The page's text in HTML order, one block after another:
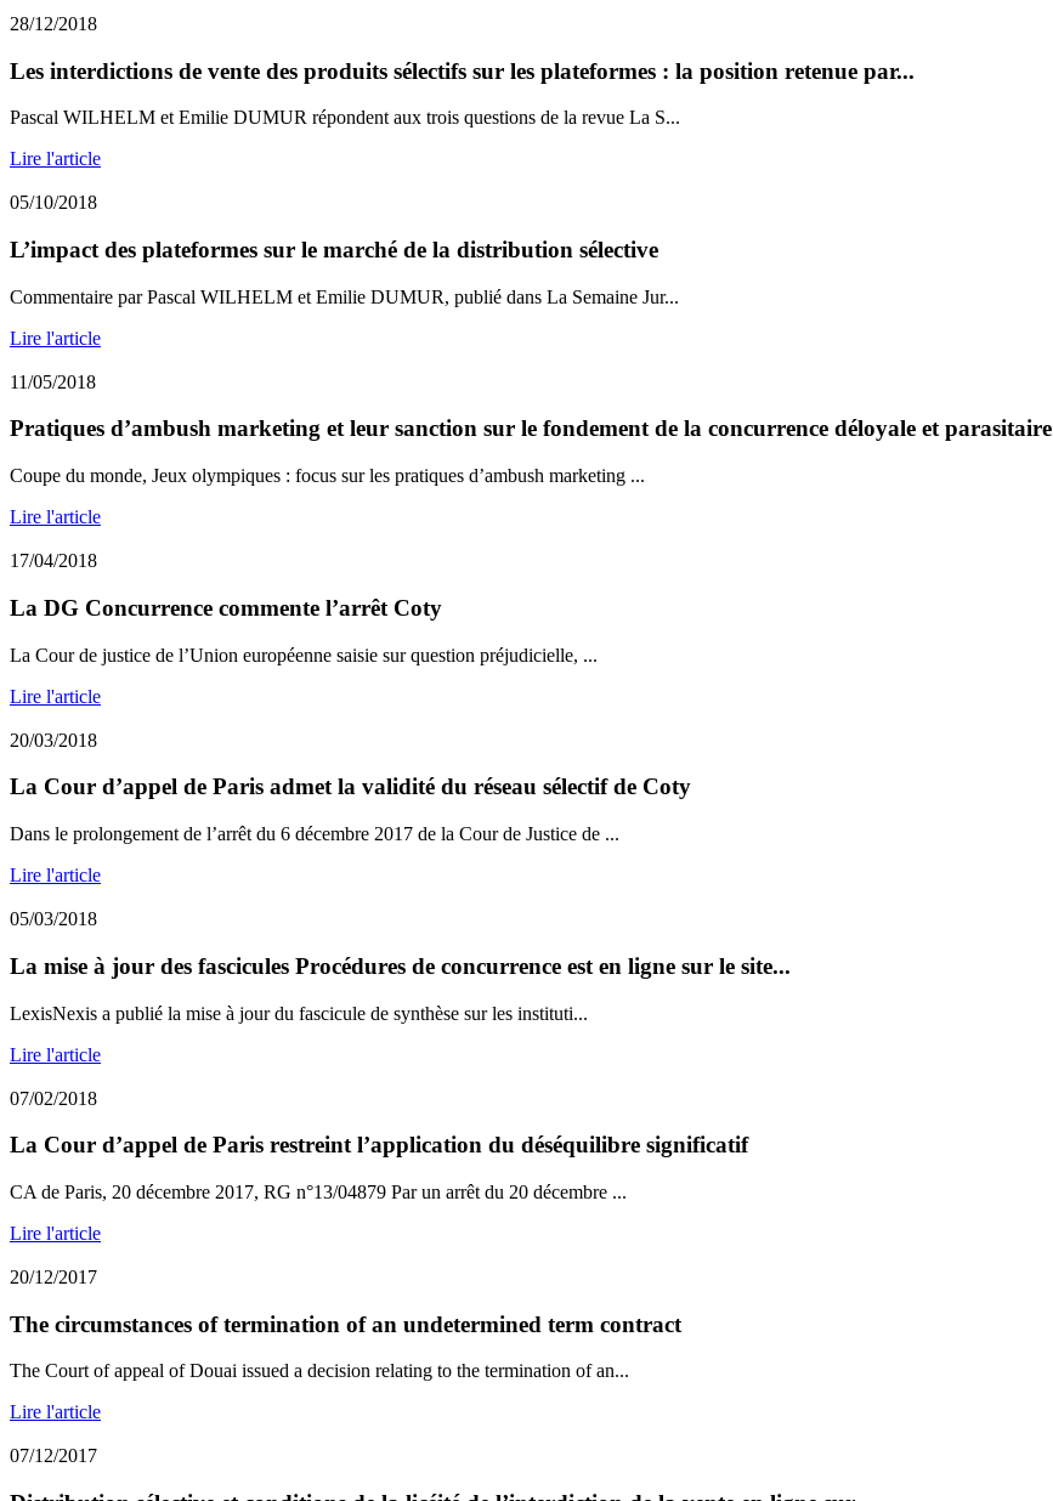
28/12/2018
Les interdictions de vente des produits sélectifs sur les plateformes : la position retenue par...
Pascal WILHELM et Emilie DUMUR répondent aux trois questions de la revue La S...
Lire l'article
05/10/2018
L’impact des plateformes sur le marché de la distribution sélective
Commentaire par Pascal WILHELM et Emilie DUMUR, publié dans La Semaine Jur...
Lire l'article
11/05/2018
Pratiques d’ambush marketing et leur sanction sur le fondement de la concurrence déloyale et parasitaire
Coupe du monde, Jeux olympiques : focus sur les pratiques d’ambush marketing ...
Lire l'article
17/04/2018
La DG Concurrence commente l’arrêt Coty
La Cour de justice de l’Union européenne saisie sur question préjudicielle, ...
Lire l'article
20/03/2018
La Cour d’appel de Paris admet la validité du réseau sélectif de Coty
Dans le prolongement de l’arrêt du 6 décembre 2017 de la Cour de Justice de ...
Lire l'article
05/03/2018
La mise à jour des fascicules Procédures de concurrence est en ligne sur le site...
LexisNexis a publié la mise à jour du fascicule de synthèse sur les instituti...
Lire l'article
07/02/2018
La Cour d’appel de Paris restreint l’application du déséquilibre significatif
CA de Paris, 20 décembre 2017, RG n°13/04879 Par un arrêt du 20 décembre ...
Lire l'article
20/12/2017
The circumstances of termination of an undetermined term contract
The Court of appeal of Douai issued a decision relating to the termination of an...
Lire l'article
07/12/2017